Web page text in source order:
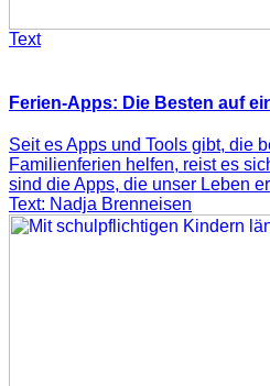
Text
Ferien-Apps: Die Besten auf
Seit es Apps und Tools gibt, die
Familienferien helfen, reist es
sind die Apps, die unser Leben
Text: Nadja Brenneisen